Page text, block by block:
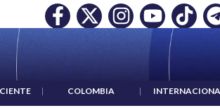
SALARIO MÍNIMO NO DESTRUYÓ
principal
| COLOMBIA |